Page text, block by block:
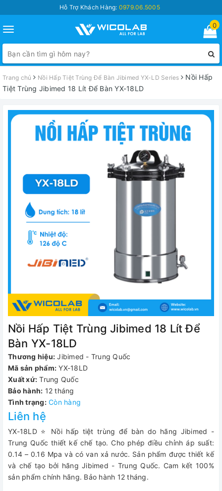
Hỗ Trợ Khách Hàng: 0979.06.5005
Toggle
navigation
0
Trang chủ Nồi Hấp Tiệt Trùng Để Bàn Jibimed YX-LD Series
Nồi Hấp
Tiệt Trùng Jibimed 18 Lít Để Bàn YX-18LD
Nồi Hấp Tiệt Trùng Jibimed 18 Lít Để
Bàn YX-18LD
Thương hiệu: Jibimed - Trung Quốc
Mã sản phẩm: YX-18LD
Xuất xứ: Trung Quốc
Bảo hành: 12 tháng
Tình trạng: Còn hàng
Liên hệ
YX-18LD ⭐ Nồi hấp tiệt trùng để bàn do hãng Jibimed -
Trung Quốc thiết kế chế tạo. Cho phép điều chỉnh áp suất:
0.14 – 0.16 Mpa và có van xả nước. Sản phẩm được thiết kế
và chế tạo bởi hãng Jibimed - Trung Quốc. Cam kết 100%
sản phẩm chính hãng. Bảo hành 12 tháng.